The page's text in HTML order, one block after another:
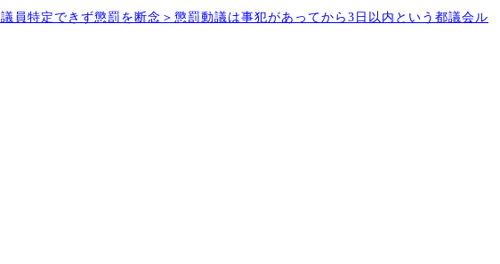
員特定できず懲罰を断念＞懲罰動議は事犯があってから3日以内という都議会ル